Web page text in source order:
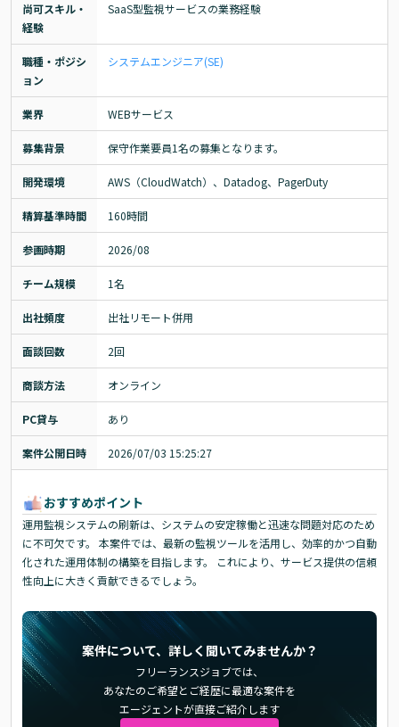
尚可スキル・
経験
SaaS型監視サービスの業務経験
職種・ポジシ
ョン
システムエンジニア(SE)
業界 WEBサービス
募集背景 保守作業要員1名の募集となります。
開発環境 AWS（CloudWatch）、Datadog、PagerDuty
精算基準時間 160時間
参画時期 2026/08
チーム規模 1名
出社頻度 出社リモート併用
面談回数 2回
商談方法 オンライン
PC貸与 あり
案件公開日時 2026/07/03 15:25:27
おすすめポイント
運用監視システムの刷新は、システムの安定稼働と迅速な問題対応のため
に不可欠です。 本案件では、最新の監視ツールを活用し、効率的かつ自動
化された運用体制の構築を目指します。 これにより、サービス提供の信頼
性向上に大きく貢献できるでしょう。
案件について、詳しく聞いてみませんか？
フリーランスジョブでは、
あなたのご希望とご経歴に最適な案件を
エージェントが直接ご紹介します